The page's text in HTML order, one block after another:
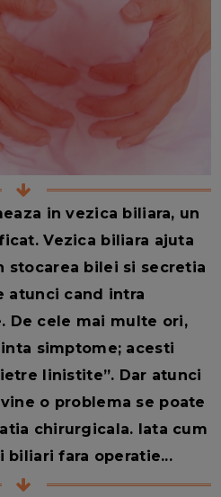
in vezica biliara, un
Vezica biliara ajuta
stocarea bilei si secretia
atunci cand intra
De cele mai multe ori,
simptome; acesti
linistite”. Dar atunci
o problema se poate
chirurgicala. Iata cum
biliari fara operatie...